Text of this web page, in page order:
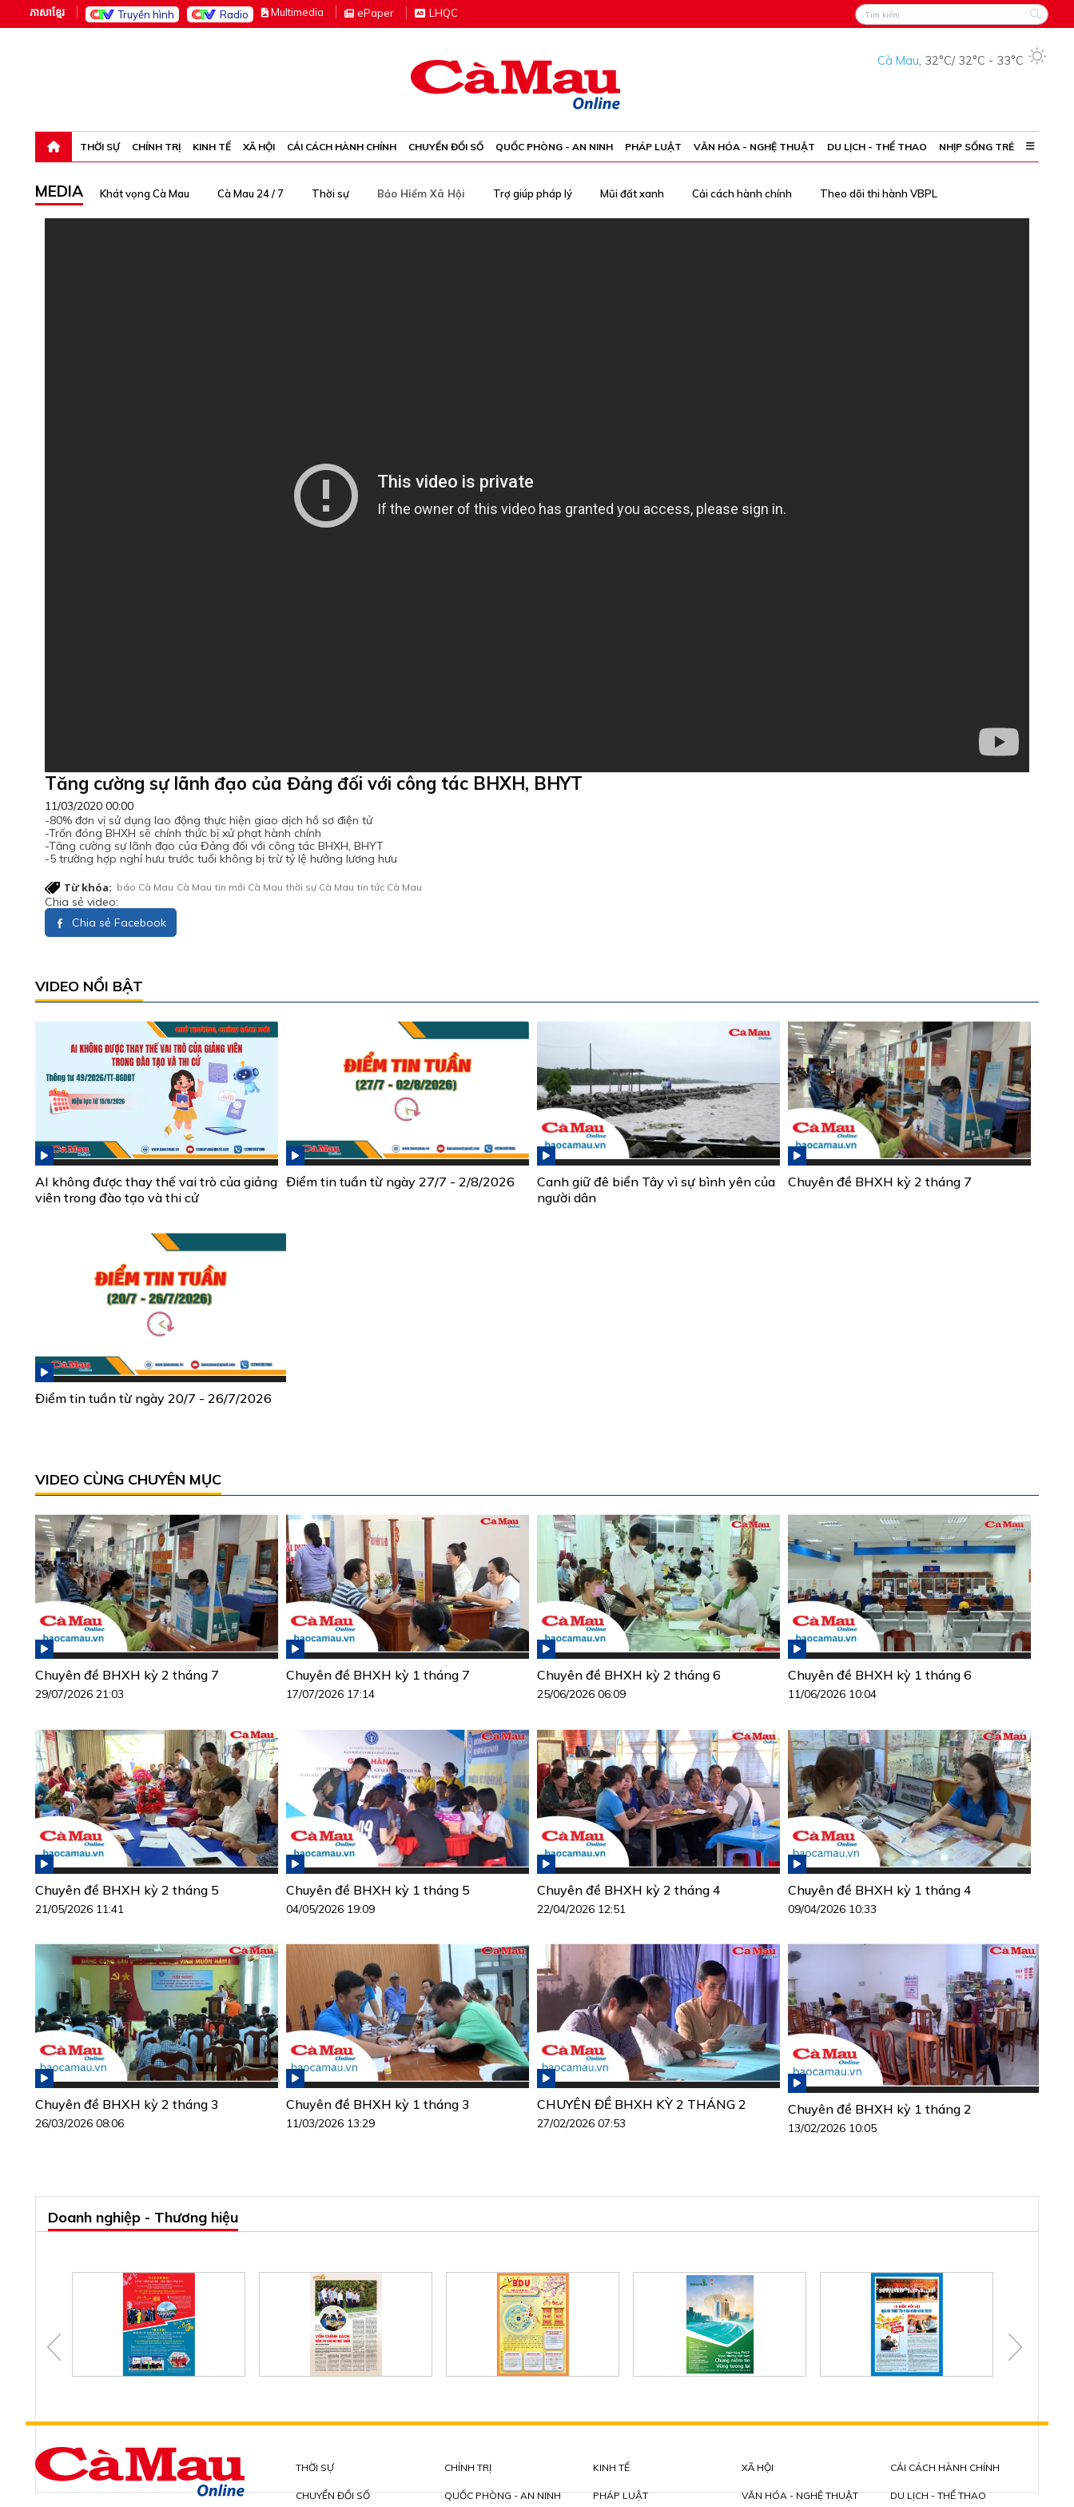
ភាសាខ្មែរ Truyền hình Radio Multimedia ePaper LHQC
Cà Mau, 32°C/ 32°C - 33°C
THỜI SỰ CHÍNH TRỊ KINH TẾ XÃ HỘI CẢI CÁCH HÀNH CHÍNH CHUYỂN ĐỔI SỐ QUỐC PHÒNG - AN NINH PHÁP LUẬT VĂN HÓA - NGHỆ THUẬT DU LỊCH - THỂ THAO NHỊP SỐNG TRẺ
MEDIA Khát vọng Cà Mau Cà Mau 24 / 7 Thời sự Bảo Hiểm Xã Hội Trợ giúp pháp lý Mũi đất xanh Cải cách hành chính Theo dõi thi hành VBPL
Tăng cường sự lãnh đạo của Đảng đối với công tác BHXH, BHYT
11/03/2020 00:00
-80% đơn vị sử dụng lao động thực hiện giao dịch hồ sơ điện tử
-Trốn đóng BHXH sẽ chính thức bị xử phạt hành chính
-Tăng cường sự lãnh đạo của Đảng đối với công tác BHXH, BHYT
-5 trường hợp nghỉ hưu trước tuổi không bị trừ tỷ lệ hưởng lương hưu
Từ khóa: báo Cà Mau Cà Mau tin mới Cà Mau thời sự Cà Mau tin tức Cà Mau
Chia sẻ video:
Chia sẻ Facebook
VIDEO NỔI BẬT
AI không được thay thế vai trò của giảng
viên trong đào tạo và thi cử
Điểm tin tuần từ ngày 27/7 - 2/8/2026
Canh giữ đê biển Tây vì sự bình yên của
người dân
Chuyên đề BHXH kỳ 2 tháng 7
Điểm tin tuần từ ngày 20/7 - 26/7/2026
VIDEO CÙNG CHUYÊN MỤC
Chuyên đề BHXH kỳ 2 tháng 7
29/07/2026 21:03
Chuyên đề BHXH kỳ 1 tháng 7
17/07/2026 17:14
Chuyên đề BHXH kỳ 2 tháng 6
25/06/2026 06:09
Chuyên đề BHXH kỳ 1 tháng 6
11/06/2026 10:04
Chuyên đề BHXH kỳ 2 tháng 5
21/05/2026 11:41
Chuyên đề BHXH kỳ 1 tháng 5
04/05/2026 19:09
Chuyên đề BHXH kỳ 2 tháng 4
22/04/2026 12:51
Chuyên đề BHXH kỳ 1 tháng 4
09/04/2026 10:33
Chuyên đề BHXH kỳ 2 tháng 3
26/03/2026 08:06
Chuyên đề BHXH kỳ 1 tháng 3
11/03/2026 13:29
CHUYÊN ĐỀ BHXH KỲ 2 THÁNG 2
27/02/2026 07:53
Chuyên đề BHXH kỳ 1 tháng 2
13/02/2026 10:05
Doanh nghiệp - Thương hiệu
THỜI SỰ CHÍNH TRỊ KINH TẾ XÃ HỘI CẢI CÁCH HÀNH CHÍNH
CHUYỂN ĐỔI SỐ QUỐC PHÒNG - AN NINH PHÁP LUẬT VĂN HÓA - NGHỆ THUẬT DU LỊCH - THỂ THAO